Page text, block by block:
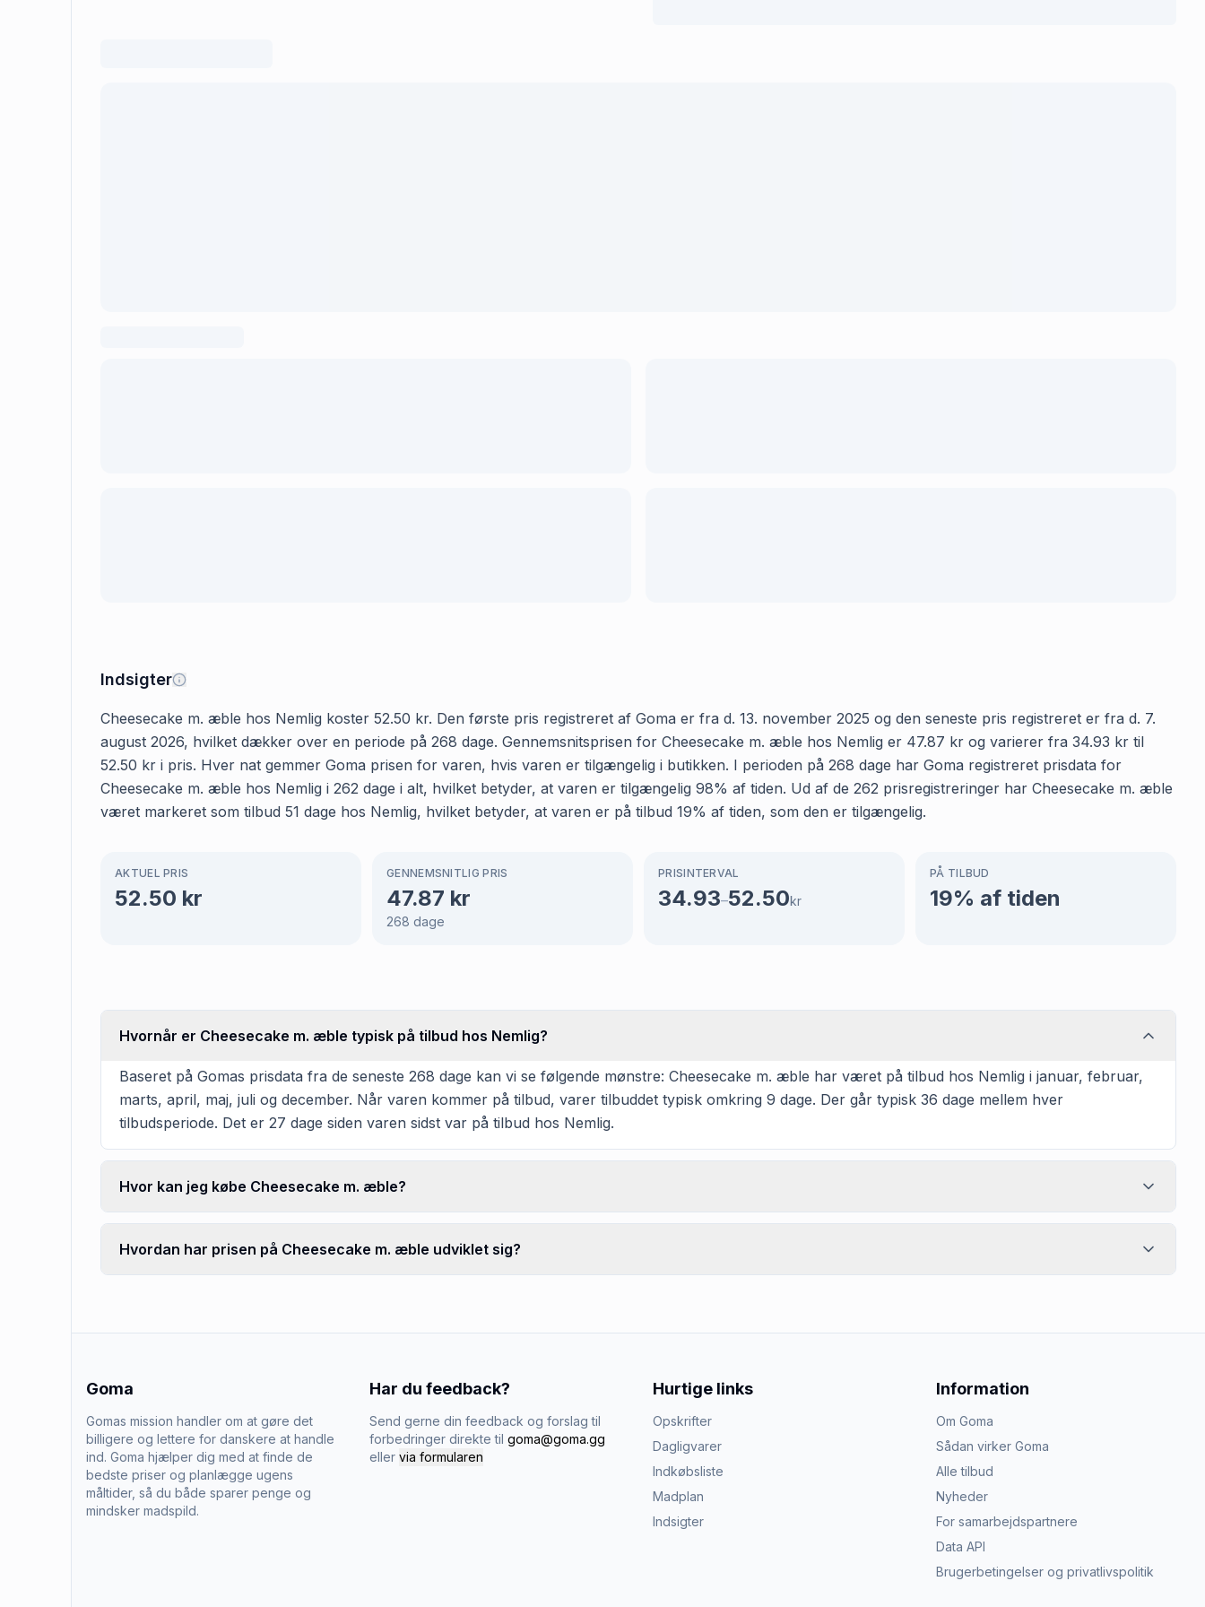
Indsigter
Cheesecake m. æble hos Nemlig koster 52.50 kr. Den første pris registreret af Goma er fra d. 13. november 2025 og den seneste pris registreret er fra d. 7.
august 2026, hvilket dækker over en periode på 268 dage. Gennemsnitsprisen for Cheesecake m. æble hos Nemlig er 47.87 kr og varierer fra 34.93 kr til
52.50 kr i pris. Hver nat gemmer Goma prisen for varen, hvis varen er tilgængelig i butikken. I perioden på 268 dage har Goma registreret prisdata for
Cheesecake m. æble hos Nemlig i 262 dage i alt, hvilket betyder, at varen er tilgængelig 98% af tiden. Ud af de 262 prisregistreringer har Cheesecake m. æble
været markeret som tilbud 51 dage hos Nemlig, hvilket betyder, at varen er på tilbud 19% af tiden, som den er tilgængelig.
AKTUEL PRIS
52.50 kr
GENNEMSNITLIG PRIS
47.87 kr
268 dage
PRISINTERVAL
34.93–52.50kr
PÅ TILBUD
19% af tiden
Hvornår er Cheesecake m. æble typisk på tilbud hos Nemlig?
Baseret på Gomas prisdata fra de seneste 268 dage kan vi se følgende mønstre: Cheesecake m. æble har været på tilbud hos Nemlig i januar, februar,
marts, april, maj, juli og december. Når varen kommer på tilbud, varer tilbuddet typisk omkring 9 dage. Der går typisk 36 dage mellem hver
tilbudsperiode. Det er 27 dage siden varen sidst var på tilbud hos Nemlig.
Hvor kan jeg købe Cheesecake m. æble?
Hvordan har prisen på Cheesecake m. æble udviklet sig?
Goma
Gomas mission handler om at gøre det
billigere og lettere for danskere at handle
ind. Goma hjælper dig med at finde de
bedste priser og planlægge ugens
måltider, så du både sparer penge og
mindsker madspild.
Har du feedback?
Send gerne din feedback og forslag til
forbedringer direkte til goma@goma.gg
eller via formularen
Hurtige links
Opskrifter
Dagligvarer
Indkøbsliste
Madplan
Indsigter
Information
Om Goma
Sådan virker Goma
Alle tilbud
Nyheder
For samarbejdspartnere
Data API
Brugerbetingelser og privatlivspolitik